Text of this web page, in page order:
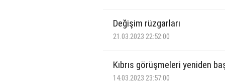
Değişim rüzgarları
21.03.2023 22:52:00
Kıbrıs görüşmeleri yeniden
14.03.2023 23:57:00